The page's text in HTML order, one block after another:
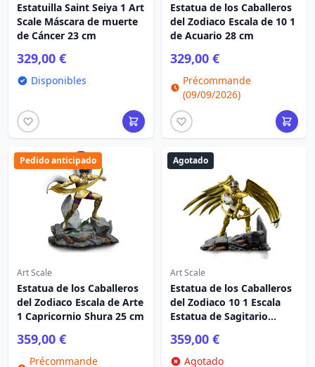
Estatuilla Saint Seiya 1 Art
Scale Máscara de muerte
de Cáncer 23 cm
329,00 €
Disponibles
Estatua de los Caballeros
del Zodiaco Escala de 10 1
de Acuario 28 cm
329,00 €
Précommande
(09/09/2026)
Pedido anticipado
Art Scale
Estatua de los Caballeros
del Zodiaco Escala de Arte
1 Capricornio Shura 25 cm
359,00 €
Précommande
Agotado
Art Scale
Estatua de los Caballeros
del Zodiaco 10 1 Escala
Estatua de Sagitario
359,00 €
Agotado